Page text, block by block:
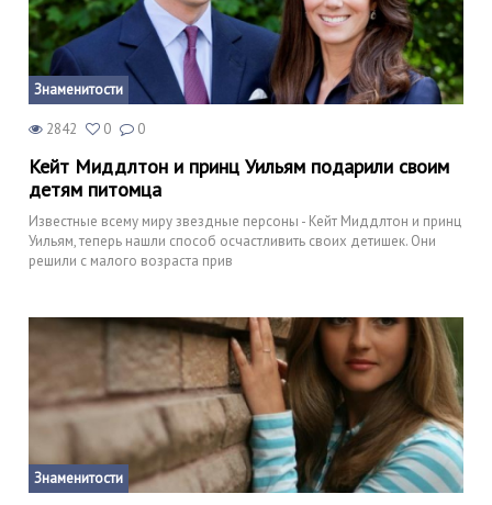
Знаменитости
2842 0 0
Кейт Миддлтон и принц Уильям подарили своим
детям питомца
Известные всему миру звездные персоны - Кейт Миддлтон и принц
Уильям, теперь нашли способ осчастливить своих детишек. Они
решили с малого возраста прив
Знаменитости